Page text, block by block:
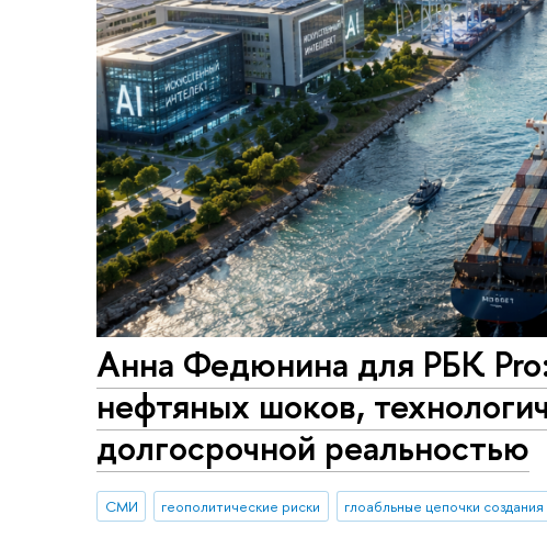
Анна Федюнина для РБК
нефтяных шоков,
долгосрочной реальностью
СМИ геополитические риски